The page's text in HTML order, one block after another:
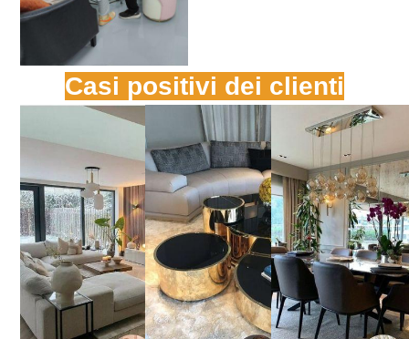
Casi positivi dei clienti